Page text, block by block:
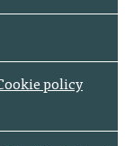
policy